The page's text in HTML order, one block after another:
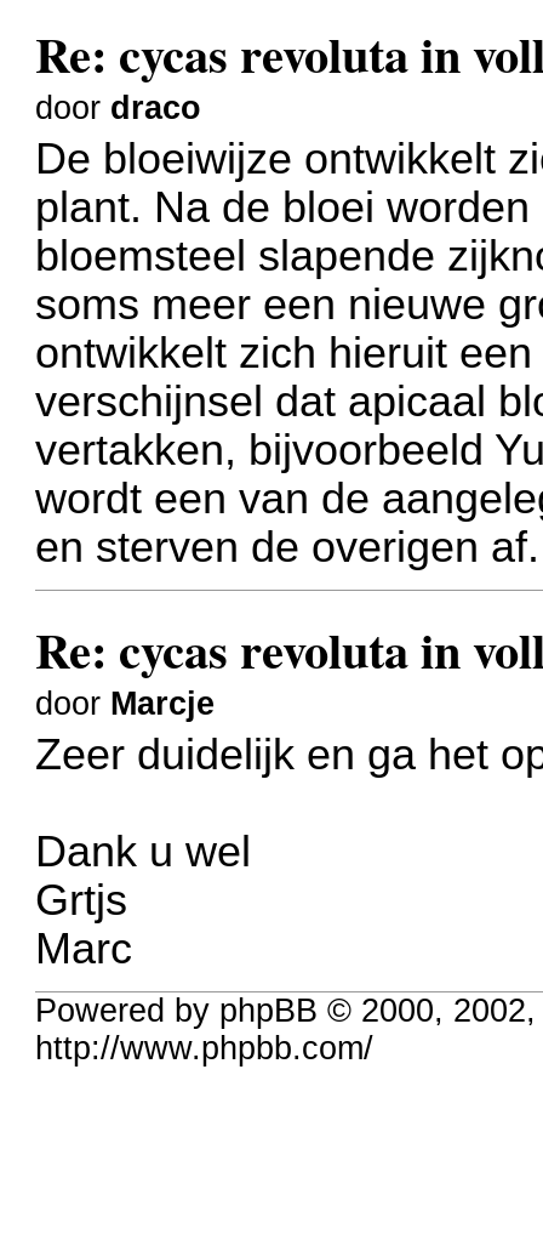
Re: cycas revoluta in
door draco
De bloeiwijze ontwikkelt
plant. Na de bloei
bloemsteel slapende
soms meer een nieuwe
ontwikkelt zich hieruit
verschijnsel dat apicaal
vertakken, bijvoorbeeld
wordt een van de
en sterven de overigen af.
Re: cycas revoluta in
door Marcje
Zeer duidelijk en ga het
Dank u wel
Grtjs
Marc
Powered by phpBB © 2000,
http://www.phpbb.com/